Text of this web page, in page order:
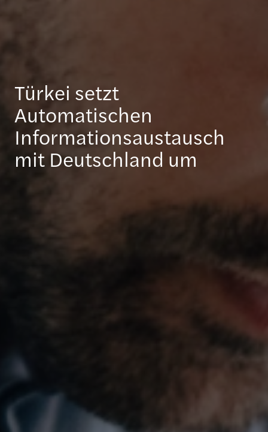
Türkei setzt
Automatischen
Informationsaustausch
mit Deutschland um